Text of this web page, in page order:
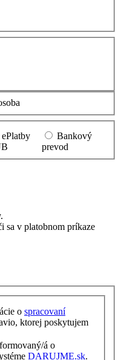
ePlatby
Bankový
prevod
sa v platobnom príkaze
o spracovaní
ktorej poskytujem
á o
DARUJME.sk.